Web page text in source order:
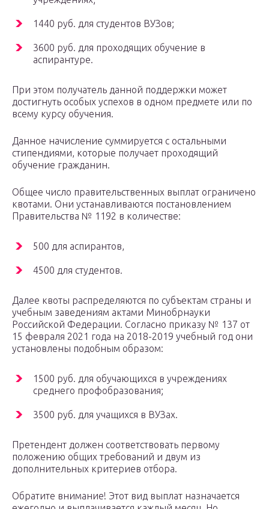
1440 руб. для студентов ВУЗов;
3600 руб. для проходящих обучение в
аспирантуре.
При этом получатель данной поддержки может
достигнуть особых успехов в одном предмете или по
всему курсу обучения.
Данное начисление суммируется с остальными
стипендиями, которые получает проходящий
обучение гражданин.
Общее число правительственных выплат ограничено
квотами. Они устанавливаются постановлением
Правительства № 1192 в количестве:
500 для аспирантов,
4500 для студентов.
Далее квоты распределяются по субъектам страны и
учебным заведениям актами Минобрнауки
Российской Федерации. Согласно приказу № 137 от
15 февраля 2021 года на 2018-2019 учебный год они
установлены подобным образом:
1500 руб. для обучающихся в учреждениях
среднего профобразования;
3500 руб. для учащихся в ВУЗах.
Претендент должен соответствовать первому
положению общих требований и двум из
дополнительных критериев отбора.
Обратите внимание! Этот вид выплат назначается